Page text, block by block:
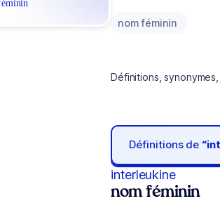
nom féminin
Définitions,
Définitions de
interleukine
nom féminin